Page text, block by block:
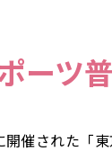
ーツ
催された「